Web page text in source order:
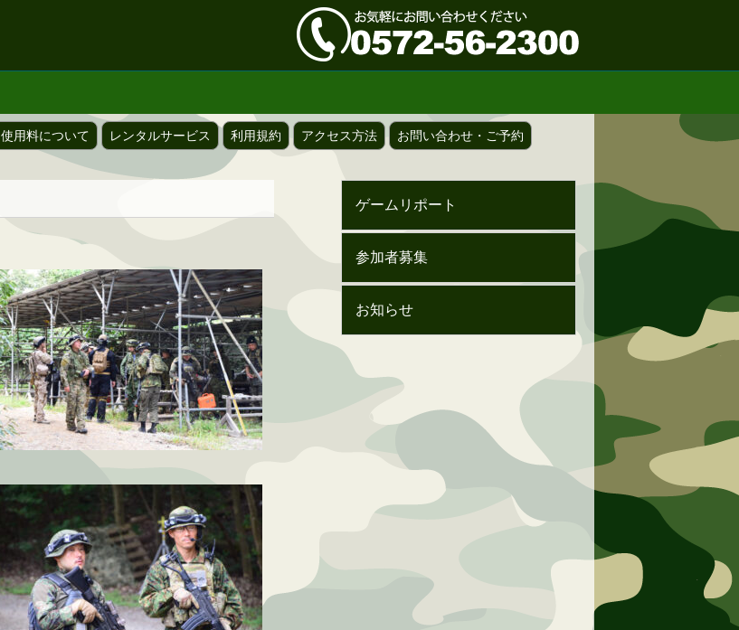
使用料について レンタルサービス 利用規約 アクセス方法 お問い合わせ・ご予約
ゲームリポート
参加者募集
お知らせ